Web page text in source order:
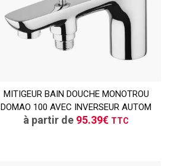
MITIGEUR BAIN DOUCHE MONOTROU
DOMAO 100 AVEC INVERSEUR AUTOM
à partir de 95.39€ TTC
CONSULTER
Demande de devis